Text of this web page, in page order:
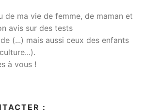
de ma vie de femme, de maman et
avis sur des tests
(...) mais aussi ceux des enfants
à vous !
: